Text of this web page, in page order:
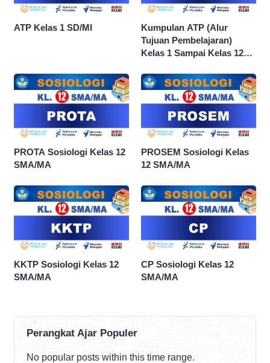
ATP Kelas 1 SD/MI
Kumpulan ATP (Alur
Tujuan Pembelajaran)
Kelas 1 Sampai Kelas 12
PROTA Sosiologi Kelas 12
SMA/MA
PROSEM Sosiologi Kelas
12 SMA/MA
KKTP Sosiologi Kelas 12
SMA/MA
CP Sosiologi Kelas 12
SMA/MA
Perangkat Ajar Populer
No popular posts within this time range.